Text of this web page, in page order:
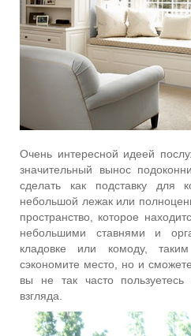
Очень интересной идеей
значительный вынос
сделать как подставку для
небольшой лежак или
пространство, которое
небольшими ставнями и
кладовке или комоду,
сэкономите место, но и
вы не так часто
взгляда.